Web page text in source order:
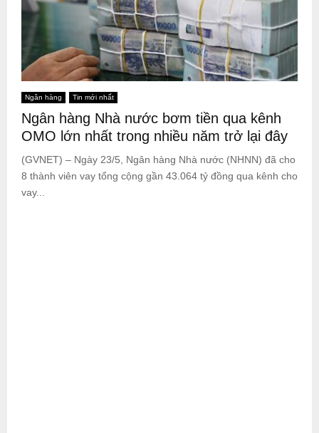
Ngân hàng Tin mới nhất
Ngân hàng Nhà nước bơm tiền qua kênh
OMO lớn nhất trong nhiều năm trở lại đây
(GVNET) – Ngày 23/5, Ngân hàng Nhà nước (NHNN) đã cho
8 thành viên vay tổng cộng gần 43.064 tỷ đồng qua kênh cho
vay...